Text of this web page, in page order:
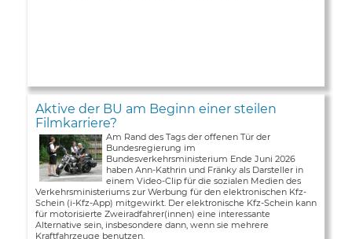
Aktive der BU am Beginn einer steilen
Filmkarriere?
Am Rand des Tags der offenen Tür der
Bundesregierung im
Bundesverkehrsministerium Ende Juni 2026
haben Ann-Kathrin und Fränky als Darsteller in
einem Video-Clip für die sozialen Medien des
Verkehrsministeriums zur Werbung für den elektronischen Kfz-
Schein (i-Kfz-App) mitgewirkt. Der elektronische Kfz-Schein kann
für motorisierte Zweiradfahrer(innen) eine interessante
Alternative sein, insbesondere dann, wenn sie mehrere
Kraftfahrzeuge benutzen.